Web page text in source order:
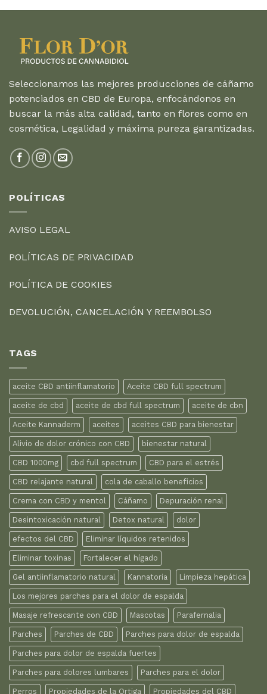
era:
es:
Seleccionamos las mejores producciones de cáñamo
potenciados en CBD de Europa, enfocándonos en
buscar la más alta calidad, tanto en flores como en
cosmética, Legalidad y máxima pureza garantizadas.
POLÍTICAS
AVISO LEGAL
POLÍTICAS DE PRIVACIDAD
POLÍTICA DE COOKIES
DEVOLUCIÓN, CANCELACIÓN Y REEMBOLSO
TAGS
aceite CBD antiinflamatorio Aceite CBD full spectrum
aceite de cbd aceite de cbd full spectrum aceite de cbn
Aceite Kannaderm aceites aceites CBD para bienestar
Alivio de dolor crónico con CBD bienestar natural
CBD 1000mg cbd full spectrum CBD para el estrés
CBD relajante natural cola de caballo beneficios
Crema con CBD y mentol Cáñamo Depuración renal
Desintoxicación natural Detox natural dolor
efectos del CBD Eliminar líquidos retenidos
Eliminar toxinas Fortalecer el hígado
Gel antiinflamatorio natural Kannatoria Limpieza hepática
Los mejores parches para el dolor de espalda
Masaje refrescante con CBD Mascotas Parafernalia
Parches Parches de CBD Parches para dolor de espalda
Parches para dolor de espalda fuertes
Parches para dolores lumbares Parches para el dolor
Perros Propiedades de la Ortiga Propiedades del CBD